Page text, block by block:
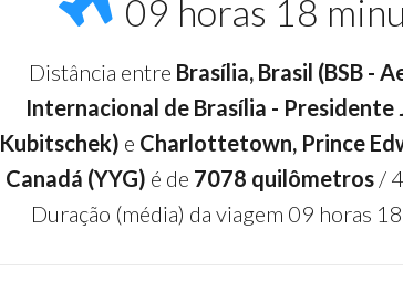
09 horas 18
Distância entre Brasília, Brasil (BSB -
Internacional de Brasília - Presidente
Kubitschek) e Charlottetown, Prince
Canadá (YYG) é de 7078 quilômetros /
Duração (média) da viagem 09 horas